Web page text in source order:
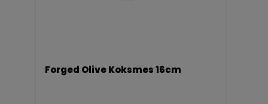
Forged Olive Koksmes 16cm